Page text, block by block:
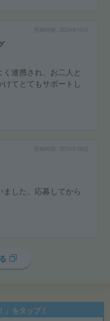
2024年10月
連携され、お二人と
てとてもサポートし
2024年08月
した。応募してから
をタップ！